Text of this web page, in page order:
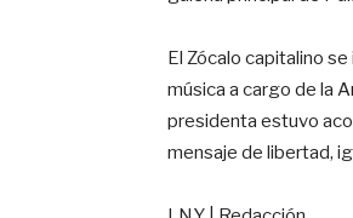
El Zócalo capitalino
música a cargo de la
presidenta estuvo
mensaje de libertad,